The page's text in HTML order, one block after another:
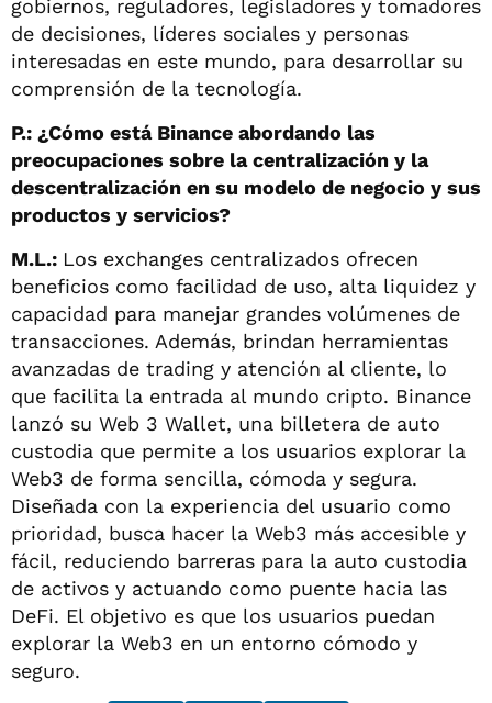
gobiernos, reguladores, legisladores y tomadores
de decisiones, líderes sociales y personas
interesadas en este mundo, para desarrollar su
comprensión de la tecnología.
P.: ¿Cómo está Binance abordando las
preocupaciones sobre la centralización y la
descentralización en su modelo de negocio y sus
productos y servicios?
M.L.: Los exchanges centralizados ofrecen
beneficios como facilidad de uso, alta liquidez y
capacidad para manejar grandes volúmenes de
transacciones. Además, brindan herramientas
avanzadas de trading y atención al cliente, lo
que facilita la entrada al mundo cripto. Binance
lanzó su Web 3 Wallet, una billetera de auto
custodia que permite a los usuarios explorar la
Web3 de forma sencilla, cómoda y segura.
Diseñada con la experiencia del usuario como
prioridad, busca hacer la Web3 más accesible y
fácil, reduciendo barreras para la auto custodia
de activos y actuando como puente hacia las
DeFi. El objetivo es que los usuarios puedan
explorar la Web3 en un entorno cómodo y
seguro.